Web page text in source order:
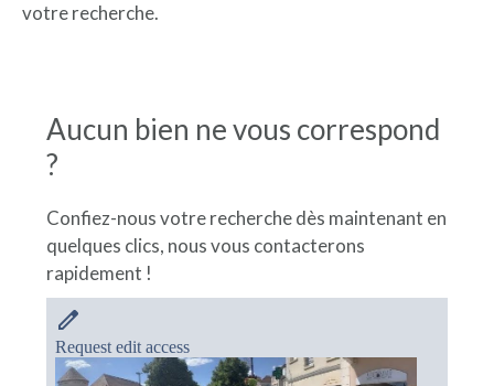
votre recherche.
Aucun bien ne vous correspond
?
Confiez-nous votre recherche dès maintenant en
quelques clics, nous vous contacterons
rapidement !